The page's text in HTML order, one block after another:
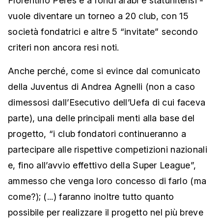
vuole diventare un torneo a 20 club, con 15
società fondatrici e altre 5 “invitate” secondo
criteri non ancora resi noti.
Anche perché, come si evince dal comunicato
della Juventus di Andrea Agnelli (non a caso
dimessosi dall’Esecutivo dell’Uefa di cui faceva
parte), una delle principali menti alla base del
progetto, “i club fondatori continueranno a
partecipare alle rispettive competizioni nazionali
e, fino all’avvio effettivo della Super League”,
ammesso che venga loro concesso di farlo (ma
come?); (...) faranno inoltre tutto quanto
possibile per realizzare il progetto nel più breve